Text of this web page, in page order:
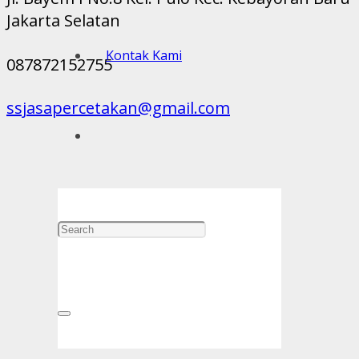
Kontak Kami
Jakarta Selatan
087872152755
ssjasapercetakan@gmail.com